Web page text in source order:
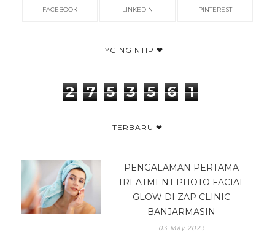
FACEBOOK LINKEDIN PINTEREST
YG NGINTIP ❤
2 7 5 3 5 6 1
TERBARU ❤
PENGALAMAN PERTAMA
TREATMENT PHOTO FACIAL
GLOW DI ZAP CLINIC
BANJARMASIN
03 May 2023